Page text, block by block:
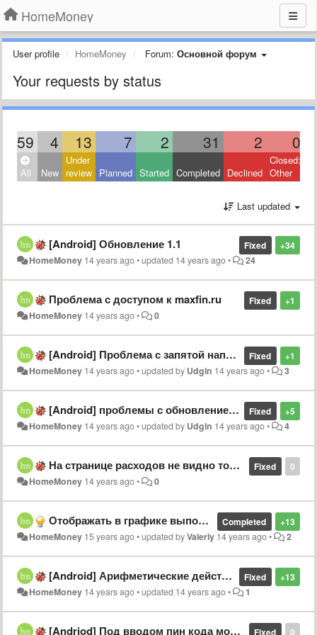
HomeMoney
User profile HomeMoney Forum: Основной форум
Your requests by status
59 4 13 7 2 31 2 0
All New
Under
review Planned Started Completed Declined
Closed:
Other
Last updated
+34
Fixed
[Android] Обновление 1.1
HomeMoney 14 years ago•updated 14 years ago• 24
+1
Fixed
Проблема с доступом к maxfin.ru
HomeMoney 14 years ago• 0
+1
Fixed
[Android] Проблема с запятой например 1,25
HomeMoney 14 years ago•updated by Udgin 14 years ago• 3
+5
Fixed
[Android] проблемы с обновлением интерфейса
HomeMoney 14 years ago•updated by Udgin 14 years ago• 4
0
Fixed
На странице расходов не видно только что добавленных операций.
HomeMoney 14 years ago• 0
+13
Completed
Отображать в графике выполнения бюджета "Остальные расходы"
HomeMoney 15 years ago•updated byValeriy 14 years ago• 2
+13
Fixed
[Android] Арифметические действия в поле ввода суммы недоступны
HomeMoney 14 years ago•updated 14 years ago• 1
0
Fixed
[Andriod] Под вводом пин кода можно увидеть остатки на счетах